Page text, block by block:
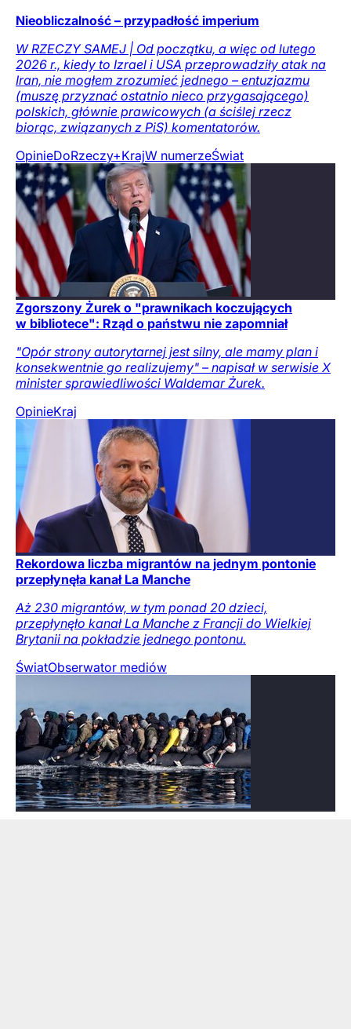
Nieobliczalność – przypadłość imperium
W RZECZY SAMEJ | Od początku, a więc od lutego
2026 r., kiedy to Izrael i USA przeprowadziły atak na
Iran, nie mogłem zrozumieć jednego – entuzjazmu
(muszę przyznać ostatnio nieco przygasającego)
polskich, głównie prawicowych (a ściślej rzecz
biorąc, związanych z PiS) komentatorów.
OpinieDoRzeczy+KrajW numerzeŚwiat
Zgorszony Żurek o "prawnikach koczujących
w bibliotece": Rząd o państwu nie zapomniał
"Opór strony autorytarnej jest silny, ale mamy plan i
konsekwentnie go realizujemy" – napisał w serwisie X
minister sprawiedliwości Waldemar Żurek.
OpinieKraj
Rekordowa liczba migrantów na jednym pontonie
przepłynęła kanał La Manche
Aż 230 migrantów, w tym ponad 20 dzieci,
przepłynęło kanał La Manche z Francji do Wielkiej
Brytanii na pokładzie jednego pontonu.
ŚwiatObserwator mediów